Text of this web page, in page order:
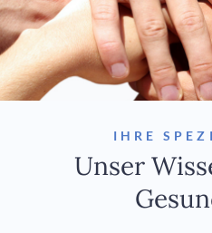
IHRE
Unser